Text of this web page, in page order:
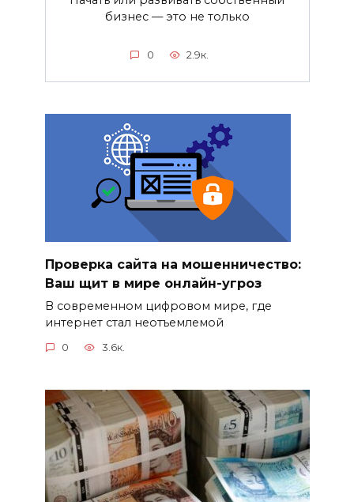
бизнес — это не только
0 2.9к.
Проверка сайта на мошенничество:
Ваш щит в мире онлайн-угроз
В современном цифровом мире, где
интернет стал неотъемлемой
0 3.6к.